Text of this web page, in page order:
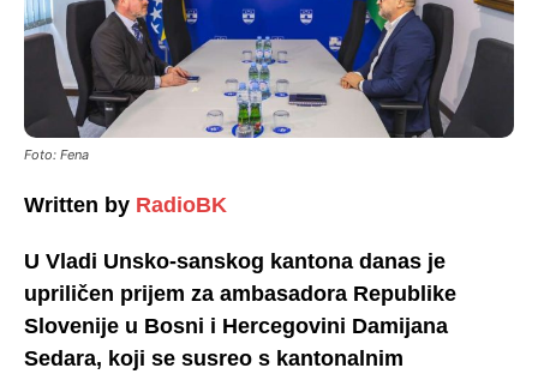
Foto: Fena
Written by RadioBK
U Vladi Unsko-sanskog kantona danas je
upriličen prijem za ambasadora Republike
Slovenije u Bosni i Hercegovini Damijana
Sedara, koji se susreo s kantonalnim